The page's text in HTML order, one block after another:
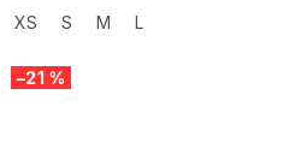
XS S M L
–21 %